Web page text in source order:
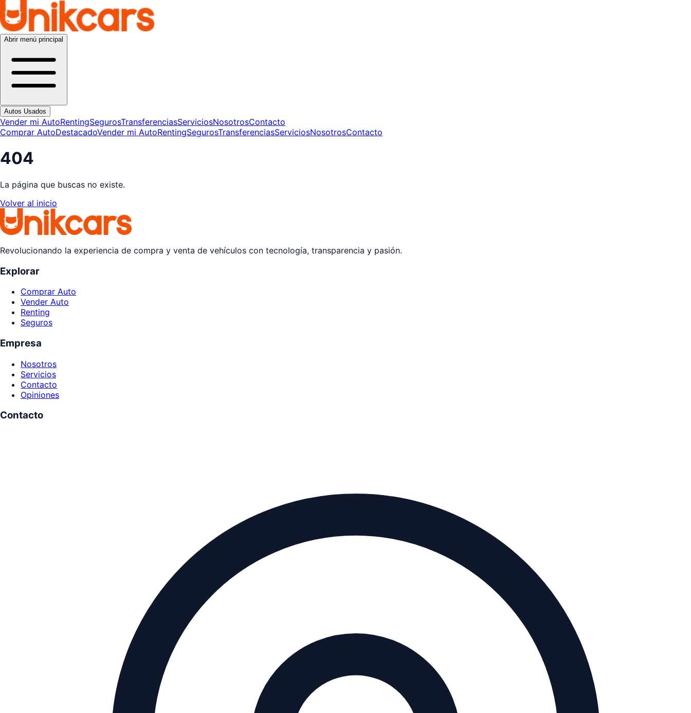
Abrir menú principal
Autos Usados
Vender mi AutoRentingSegurosTransferenciasServiciosNosotrosContacto
Comprar AutoDestacadoVender mi AutoRentingSegurosTransferenciasServiciosNosotrosContacto
404
La página que buscas no existe.
Volver al inicio
Revolucionando la experiencia de compra y venta de vehículos con tecnología, transparencia y pasión.
Explorar
Comprar Auto
Vender Auto
Renting
Seguros
Empresa
Nosotros
Servicios
Contacto
Opiniones
Contacto